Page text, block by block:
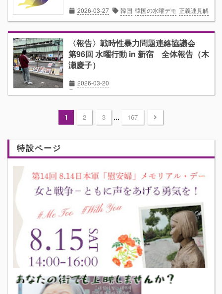
2026-03-27 韓国 韓国の水曜デモ 正義連見解
〈報告〉戦時性暴力問題連絡協議会
第96回 水曜行動 in 新宿 全体報告（木
瀬慶子）
2026-03-20
1 2 3 ... 167
特設ページ